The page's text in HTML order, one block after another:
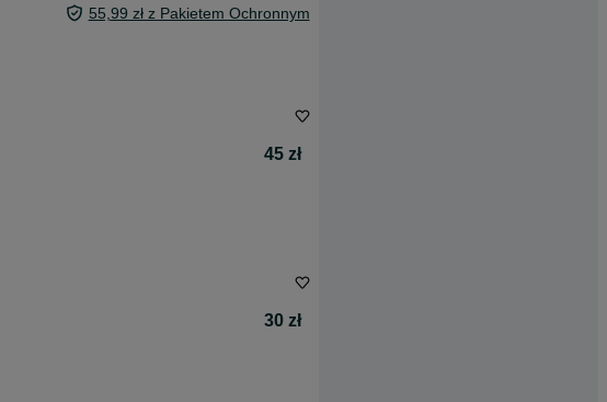
55,99 zł z Pakietem Ochronnym
45 zł
30 zł